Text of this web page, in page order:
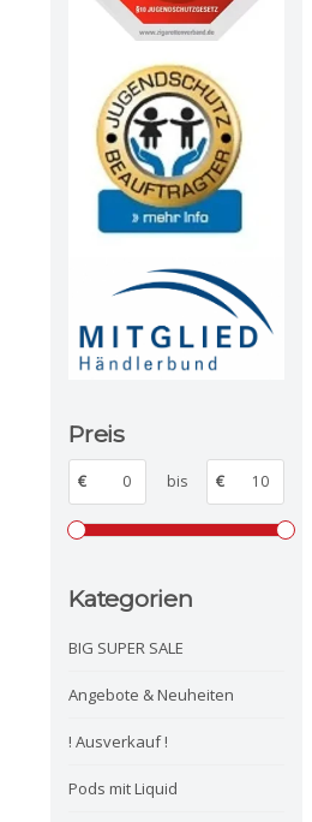
Preis
€ bis €
Kategorien
BIG SUPER SALE
Angebote & Neuheiten
! Ausverkauf !
Pods mit Liquid